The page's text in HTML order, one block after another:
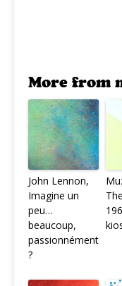
More from
John Lennon,
Imagine un
peu…
beaucoup,
passionnément
?